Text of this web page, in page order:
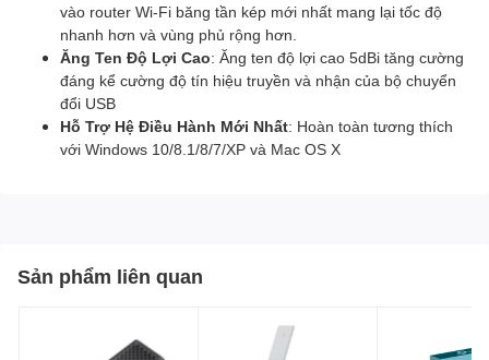
vào router Wi-Fi băng tần kép mới nhất mang lại tốc độ
nhanh hơn và vùng phủ rộng hơn.
Ăng Ten Độ Lợi Cao: Ăng ten độ lợi cao 5dBi tăng cường
đáng kể cường độ tín hiệu truyền và nhận của bộ chuyển
đổi USB
Hỗ Trợ Hệ Điều Hành Mới Nhất: Hoàn toàn tương thích
với Windows 10/8.1/8/7/XP và Mac OS X
Sản phẩm liên quan